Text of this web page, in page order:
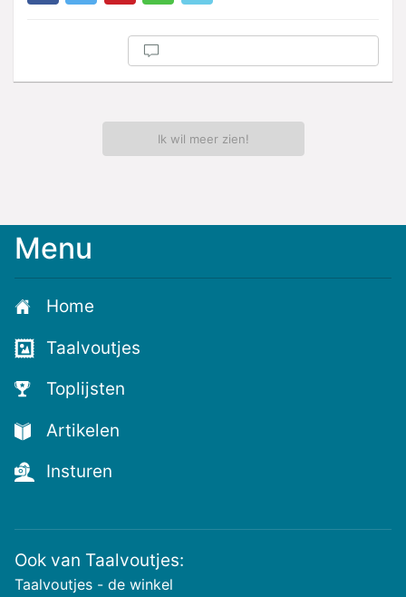
Ik wil meer zien!
Meld
voor
de
nieuwste
voutjes
en
de
voutste
nieuwtjes!
Menu
Home
Taalvoutjes
Toplijsten
Artikelen
Insturen
Ook van Taalvoutjes:
Taalvoutjes - de winkel